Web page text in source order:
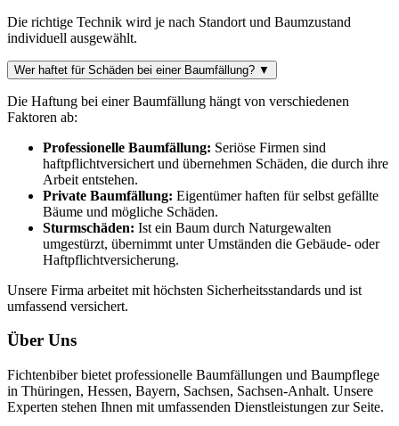
Die richtige Technik wird je nach Standort und Baumzustand
individuell ausgewählt.
Wer haftet für Schäden bei einer Baumfällung? ▼
Die Haftung bei einer Baumfällung hängt von verschiedenen
Faktoren ab:
Professionelle Baumfällung: Seriöse Firmen sind
haftpflichtversichert und übernehmen Schäden, die durch ihre
Arbeit entstehen.
Private Baumfällung: Eigentümer haften für selbst gefällte
Bäume und mögliche Schäden.
Sturmschäden: Ist ein Baum durch Naturgewalten
umgestürzt, übernimmt unter Umständen die Gebäude- oder
Haftpflichtversicherung.
Unsere Firma arbeitet mit höchsten Sicherheitsstandards und ist
umfassend versichert.
Über Uns
Fichtenbiber bietet professionelle Baumfällungen und Baumpflege
in Thüringen, Hessen, Bayern, Sachsen, Sachsen-Anhalt. Unsere
Experten stehen Ihnen mit umfassenden Dienstleistungen zur Seite.